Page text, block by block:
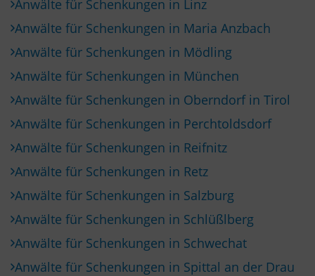
Anwälte für Schenkungen in Linz
Anwälte für Schenkungen in Maria Anzbach
Anwälte für Schenkungen in Mödling
Anwälte für Schenkungen in München
Anwälte für Schenkungen in Oberndorf in Tirol
Anwälte für Schenkungen in Perchtoldsdorf
Anwälte für Schenkungen in Reifnitz
Anwälte für Schenkungen in Retz
Anwälte für Schenkungen in Salzburg
Anwälte für Schenkungen in Schlüßlberg
Anwälte für Schenkungen in Schwechat
Anwälte für Schenkungen in Spittal an der Drau